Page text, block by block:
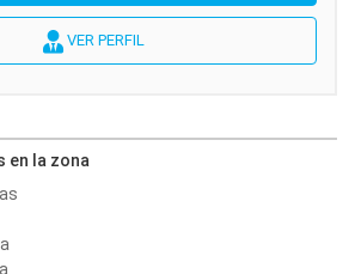
VER PERFIL
en la zona